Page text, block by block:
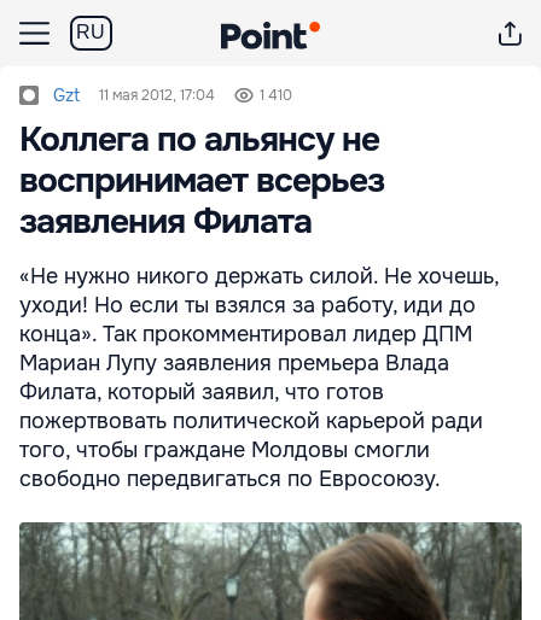
RU
Gzt 11 мая 2012, 17:04 1 410
Коллега по альянсу не
воспринимает всерьез
заявления Филата
«Не нужно никого держать силой. Не хочешь,
уходи! Но если ты взялся за работу, иди до
конца». Так прокомментировал лидер ДПМ
Мариан Лупу заявления премьера Влада
Филата, который заявил, что готов
пожертвовать политической карьерой ради
того, чтобы граждане Молдовы смогли
свободно передвигаться по Евросоюзу.